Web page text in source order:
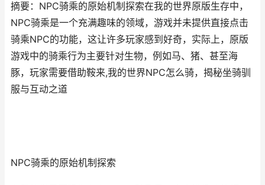
摘要：NPC骑乘的原始机制探索在我的世界原版生存中，
NPC骑乘是一个充满趣味的领域，游戏并未提供直接点击
骑乘NPC的功能，这让许多玩家感到好奇，实际上，原版
游戏中的骑乘行为主要针对生物，例如马、猪、甚至海
豚，玩家需要借助鞍来,我的世界NPC怎么骑，揭秘坐骑驯
服与互动之道
NPC骑乘的原始机制探索